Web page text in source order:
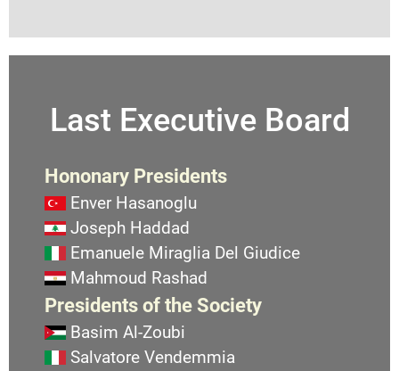
Last Executive Board
Hononary Presidents
Enver Hasanoglu
Joseph Haddad
Emanuele Miraglia Del Giudice
Mahmoud Rashad
Presidents of the Society
Basim Al-Zoubi
Salvatore Vendemmia